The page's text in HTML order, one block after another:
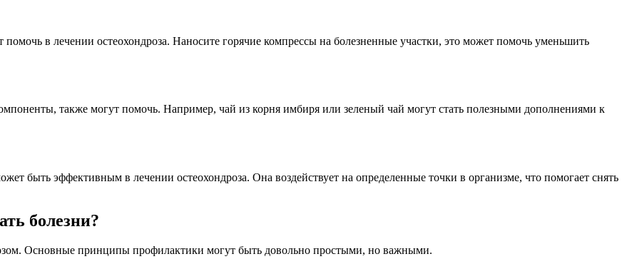
в лечении остеохондроза. Наносите горячие компрессы на болезненные участки, это может помочь уменьшить
также могут помочь. Например, чай из корня имбиря или зеленый чай могут стать полезными дополнениями к
быть эффективным в лечении остеохондроза. Она воздействует на определенные точки в организме, что помогает снять
болезни?
Основные принципы профилактики могут быть довольно простыми, но важными.